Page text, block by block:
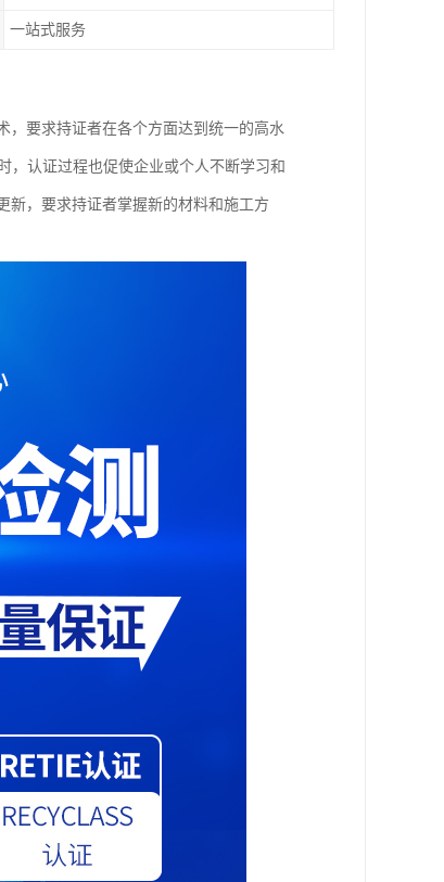
一站式服务
，要求持证者在各个方面达到统一的高水
，认证过程也促使企业或个人不断学习和
新，要求持证者掌握新的材料和施工方